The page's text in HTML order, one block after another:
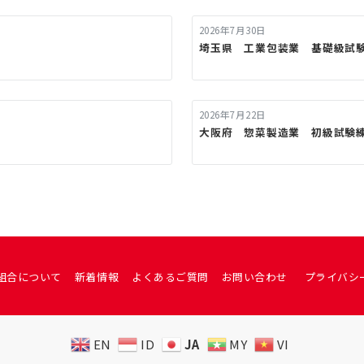
2026年7月30日
埼玉県 工業包装業 基礎級試
2026年7月22日
大阪府 惣菜製造業 初級試験
合について 新着情報 よくあるご質問 お問い合わせ プライバシ
EN ID JA MY VI